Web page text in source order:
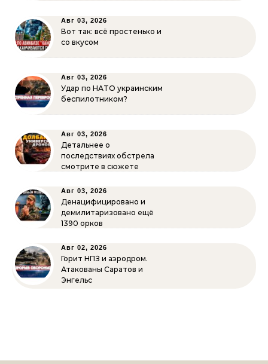
Авг 03, 2026
Вот так: всё простенько и
со вкусом
Авг 03, 2026
Удар по НАТО украинским
беспилотником?
Авг 03, 2026
Детальнее о
последствиях обстрела
смотрите в сюжете
Авг 03, 2026
Денацифицировано и
демилитаризовано ещё
1390 орков
Авг 02, 2026
Горит НПЗ и аэродром.
Атакованы Саратов и
Энгельс